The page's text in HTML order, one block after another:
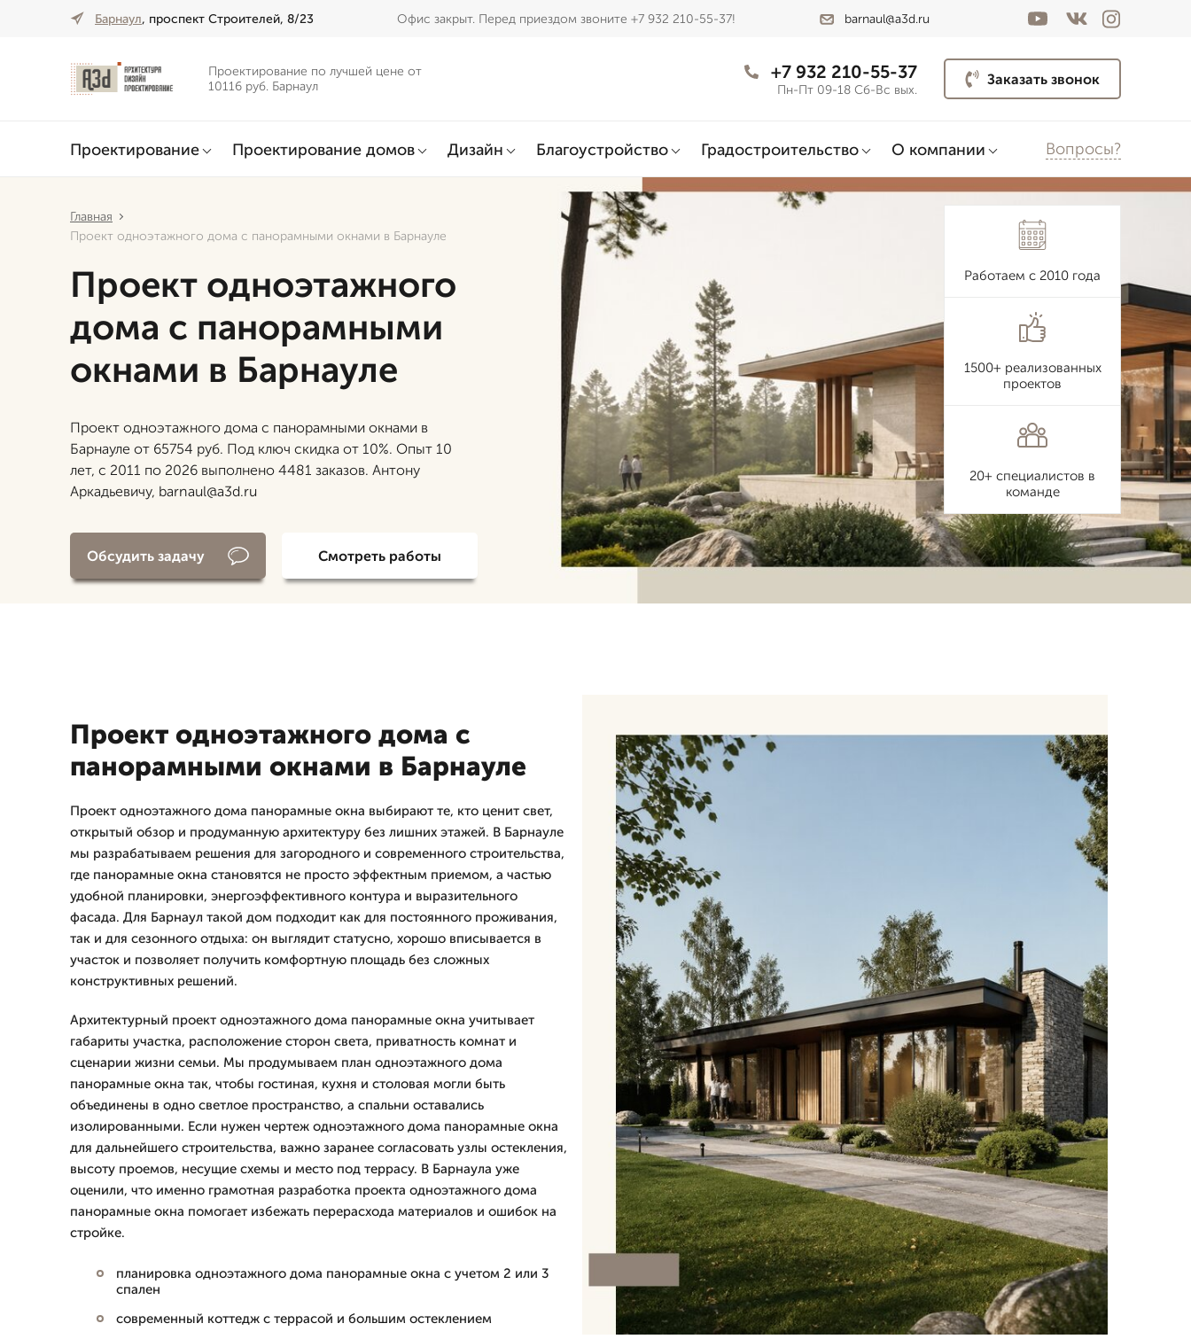
Барнаул, проспект Строителей, 8/23 Офис закрыт. Перед приездом звоните +7 932 210-55-37! barnaul@a3d.ru
Проектирование по лучшей цене от
10116 руб. Барнаул
+7 932 210-55-37
Пн-Пт 09-18 Сб-Вс вых.
Заказать звонок
Проектирование Проектирование домов Дизайн Благоустройство Градостроительство О компании Вопросы?
Главная
Проект одноэтажного дома с панорамными окнами в Барнауле
Проект одноэтажного
дома с панорамными
окнами в Барнауле
Проект одноэтажного дома с панорамными окнами в
Барнауле от 65754 руб. Под ключ скидка от 10%. Опыт 10
лет, с 2011 по 2026 выполнено 4481 заказов. Антону
Аркадьевичу, barnaul@a3d.ru
Обсудить задачу Смотреть работы
Работаем с 2010 года
1500+ реализованных
проектов
20+ специалистов в
команде
Проект одноэтажного дома с
панорамными окнами в Барнауле
Проект одноэтажного дома панорамные окна выбирают те, кто ценит свет,
открытый обзор и продуманную архитектуру без лишних этажей. В Барнауле
мы разрабатываем решения для загородного и современного строительства,
где панорамные окна становятся не просто эффектным приемом, а частью
удобной планировки, энергоэффективного контура и выразительного
фасада. Для Барнаул такой дом подходит как для постоянного проживания,
так и для сезонного отдыха: он выглядит статусно, хорошо вписывается в
участок и позволяет получить комфортную площадь без сложных
конструктивных решений.
Архитектурный проект одноэтажного дома панорамные окна учитывает
габариты участка, расположение сторон света, приватность комнат и
сценарии жизни семьи. Мы продумываем план одноэтажного дома
панорамные окна так, чтобы гостиная, кухня и столовая могли быть
объединены в одно светлое пространство, а спальни оставались
изолированными. Если нужен чертеж одноэтажного дома панорамные окна
для дальнейшего строительства, важно заранее согласовать узлы остекления,
высоту проемов, несущие схемы и место под террасу. В Барнаула уже
оценили, что именно грамотная разработка проекта одноэтажного дома
панорамные окна помогает избежать перерасхода материалов и ошибок на
стройке.
планировка одноэтажного дома панорамные окна с учетом 2 или 3
спален
современный коттедж с террасой и большим остеклением